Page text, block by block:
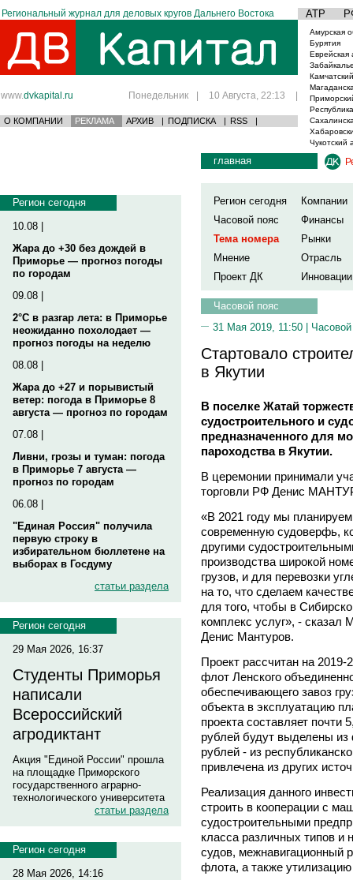
Региональный журнал для деловых кругов Дальнего Востока АТР
www.dvkapital.ru Понедельник | 10 Августа, 22:13 |
О КОМПАНИИ РЕКЛАМА АРХИВ | ПОДПИСКА | RSS |
Амурская
Бурятия
Еврейская
Чукотский
Регион сегодня
10.08 |
Жара до +30 без дождей в
Приморье — прогноз погоды
по городам
09.08 |
2°C в разгар лета: в Приморье
неожиданно похолодает —
прогноз погоды на неделю
08.08 |
Жара до +27 и порывистый
ветер: погода в Приморье 8
августа — прогноз по городам
07.08 |
Ливни, грозы и туман: погода
в Приморье 7 августа —
прогноз по городам
06.08 |
"Единая Россия" получила
первую строку в
избирательном бюллетене на
выборах в Госдуму
статьи раздела
Регион сегодня
29 Мая 2026, 16:37
Студенты Приморья
написали
Всероссийский
агродиктант
Акция "Единой России" прошла
на площадке Приморского
государственного аграрно-
технологического университета
статьи раздела
Регион сегодня
28 Мая 2026, 14:16
главная
Регион сегодня
Компании
Часовой пояс
Финансы
Тема номера
Рынки
Мнение
Отрасль
Проект ДК
Инновации
Часовой пояс
31 Мая 2019, 11:50 |
Стартовало
в Якутии
В поселке Жатай
судостроительного и
предназначенного для
пароходства в Якутии.
В церемонии принимали
торговли РФ Денис
«В 2021 году мы
современную судоверфь,
другими
производства широкой
грузов, и для перевозки
на то, что сделаем
для того, чтобы в
комплекс услуг», -
Денис Мантуров.
Проект рассчитан на 2019-
флот Ленского
обеспечивающего завоз
объекта в эксплуатацию
проекта составляет
рублей будут выделены
рублей - из
привлечена из других
Реализация данного
строить в кооперации с
судостроительными
класса различных типов и
судов, межнавигационный
флота, а также